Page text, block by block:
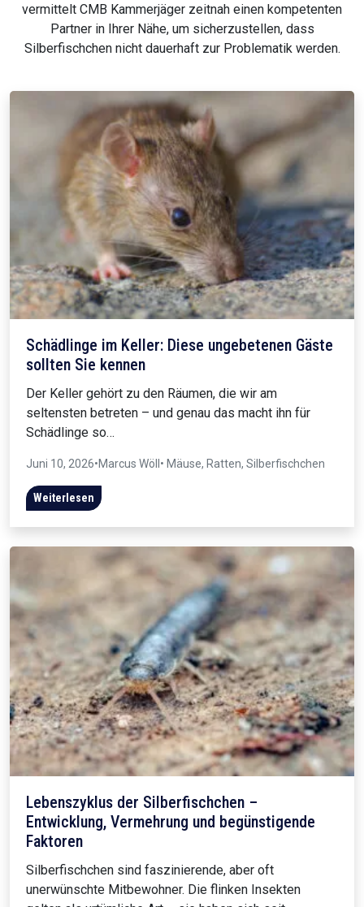
vermittelt CMB Kammerjäger zeitnah einen kompetenten
Partner in Ihrer Nähe, um sicherzustellen, dass
Silberfischchen nicht dauerhaft zur Problematik werden.
Schädlinge im Keller: Diese ungebetenen Gäste
sollten Sie kennen
Der Keller gehört zu den Räumen, die wir am
seltensten betreten – und genau das macht ihn für
Schädlinge so…
Juni 10, 2026•Marcus Wöll • Mäuse, Ratten, Silberfischchen
Weiterlesen
Lebenszyklus der Silberfischchen –
Entwicklung, Vermehrung und begünstigende
Faktoren
Silberfischchen sind faszinierende, aber oft
unerwünschte Mitbewohner. Die flinken Insekten